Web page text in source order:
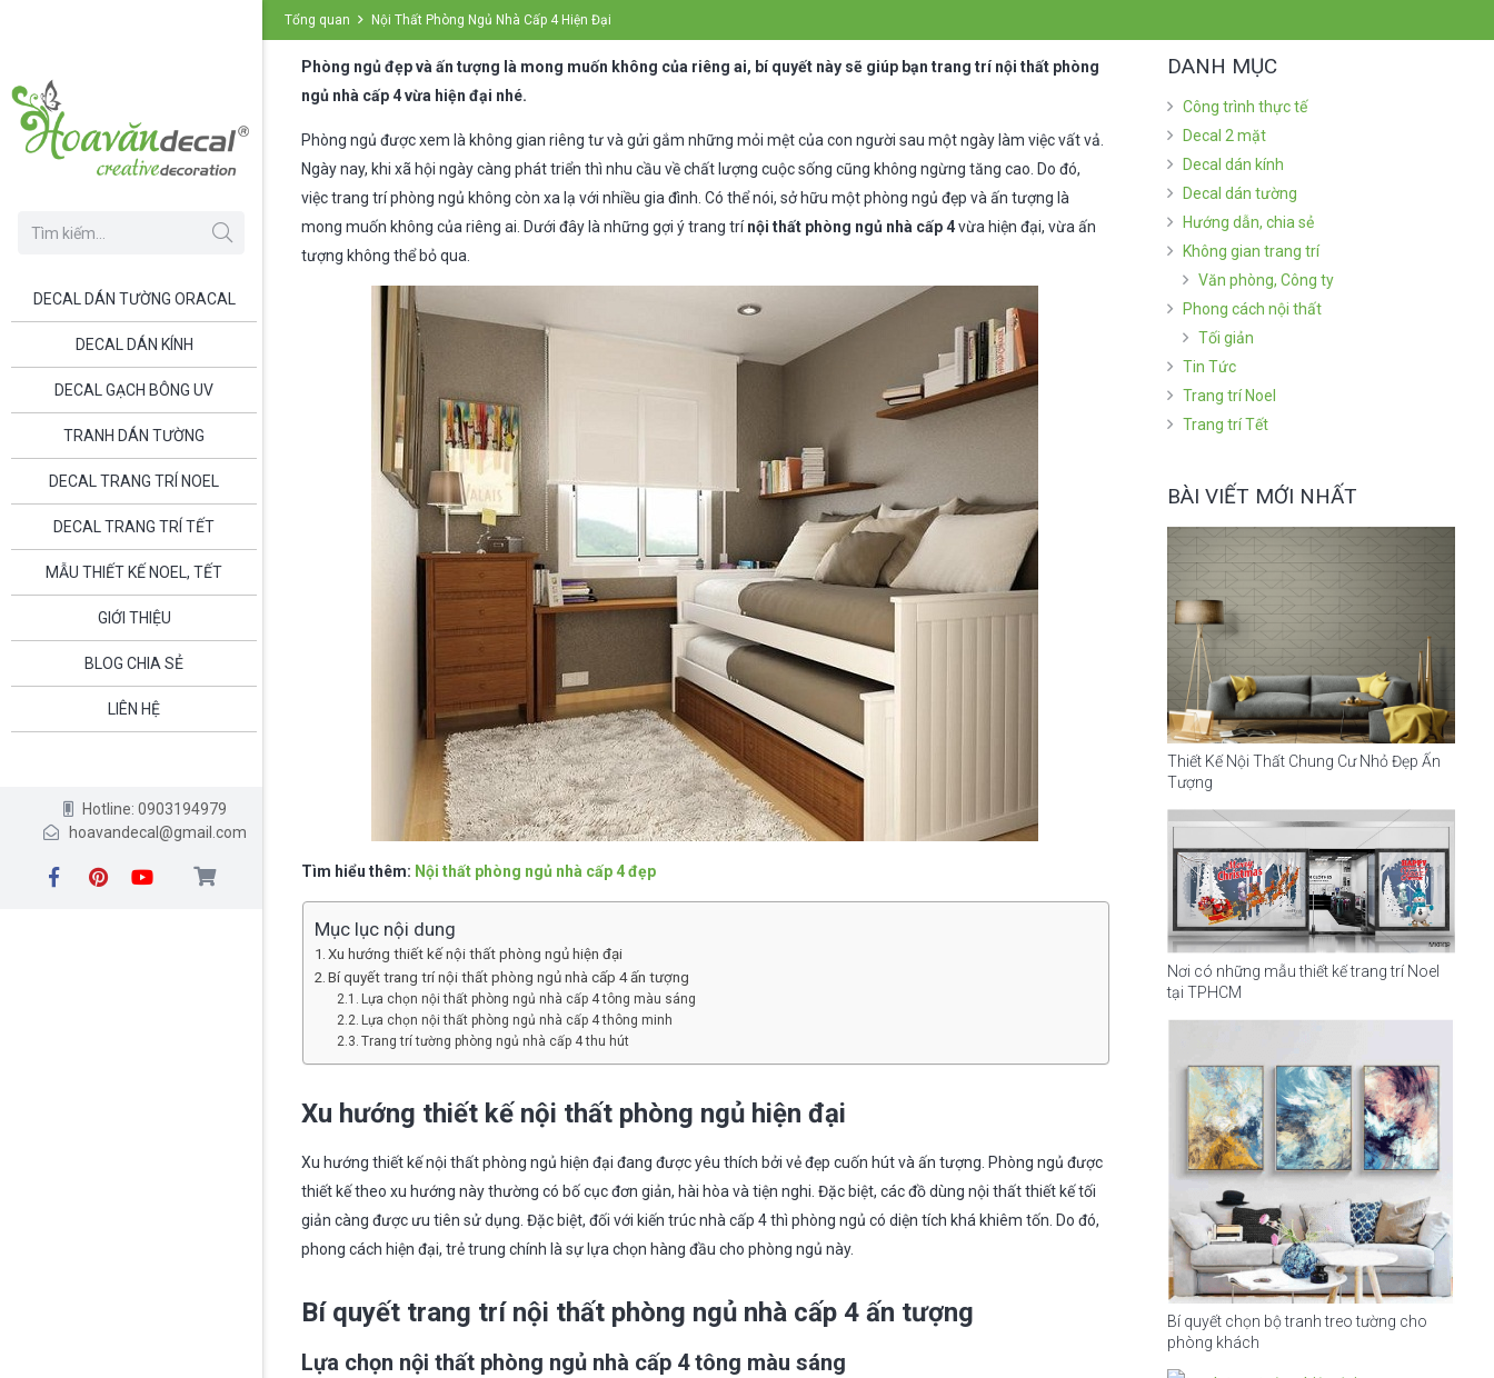
DECAL DÁN TƯỜNG ORACAL
DECAL DÁN KÍNH
DECAL GẠCH BÔNG UV
TRANH DÁN TƯỜNG
DECAL TRANG TRÍ NOEL
DECAL TRANG TRÍ TẾT
MẪU THIẾT KẾ NOEL, TẾT
GIỚI THIỆU
BLOG CHIA SẺ
LIÊN HỆ
Hotline: 0903194979
hoavandecal@gmail.com
Tổng quan Nội Thất Phòng Ngủ Nhà Cấp 4 Hiện Đại
Phòng ngủ đẹp và ấn tượng là mong muốn không của riêng ai, bí quyết này sẽ giúp bạn trang trí nội thất phòng
ngủ nhà cấp 4 vừa hiện đại nhé.
Phòng ngủ được xem là không gian riêng tư và gửi gắm những mỏi mệt của con người sau một ngày làm việc vất vả.
Ngày nay, khi xã hội ngày càng phát triển thì nhu cầu về chất lượng cuộc sống cũng không ngừng tăng cao. Do đó,
việc trang trí phòng ngủ không còn xa lạ với nhiều gia đình. Có thể nói, sở hữu một phòng ngủ đẹp và ấn tượng là
mong muốn không của riêng ai. Dưới đây là những gợi ý trang trínội thất phòng ngủ nhà cấp 4vừa hiện đại, vừa ấn
tượng không thể bỏ qua.
Tìm hiểu thêm: Nội thất phòng ngủ nhà cấp 4 đẹp
Mục lục nội dung
Xu hướng thiết kế nội thất phòng ngủ hiện đại
Bí quyết trang trí nội thất phòng ngủ nhà cấp 4 ấn tượng
Lựa chọn nội thất phòng ngủ nhà cấp 4 tông màu sáng
Lựa chọn nội thất phòng ngủ nhà cấp 4 thông minh
Trang trí tường phòng ngủ nhà cấp 4 thu hút
Xu hướng thiết kế nội thất phòng ngủ hiện đại
Xu hướng thiết kế nội thất phòng ngủ hiện đại đang được yêu thích bởi vẻ đẹp cuốn hút và ấn tượng. Phòng ngủ được
thiết kế theo xu hướng này thường có bố cục đơn giản, hài hòa và tiện nghi. Đặc biệt, các đồ dùng nội thất thiết kế tối
giản càng được ưu tiên sử dụng. Đặc biệt, đối với kiến trúc nhà cấp 4 thì phòng ngủ có diện tích khá khiêm tốn. Do đó,
phong cách hiện đại, trẻ trung chính là sự lựa chọn hàng đầu cho phòng ngủ này.
Bí quyết trang trí nội thất phòng ngủ nhà cấp 4 ấn tượng
Lựa chọn nội thất phòng ngủ nhà cấp 4 tông màu sáng
DANH MỤC
Công trình thực tế
Decal 2 mặt
Decal dán kính
Decal dán tường
Hướng dẫn, chia sẻ
Không gian trang trí
Văn phòng, Công ty
Phong cách nội thất
Tối giản
Tin Tức
Trang trí Noel
Trang trí Tết
BÀI VIẾT MỚI NHẤT
Thiết Kế Nội Thất Chung Cư Nhỏ Đẹp Ấn
Tượng
Nơi có những mẫu thiết kế trang trí Noel
tại TPHCM
Bí quyết chọn bộ tranh treo tường cho
phòng khách